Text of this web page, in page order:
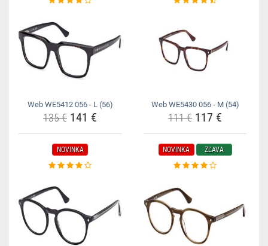
Web WE5412 056 - L (56)
135 € 141 €
Web WE5430 056 - M (54)
111 € 117 €
NOVINKA NOVINKA ZĽAVA